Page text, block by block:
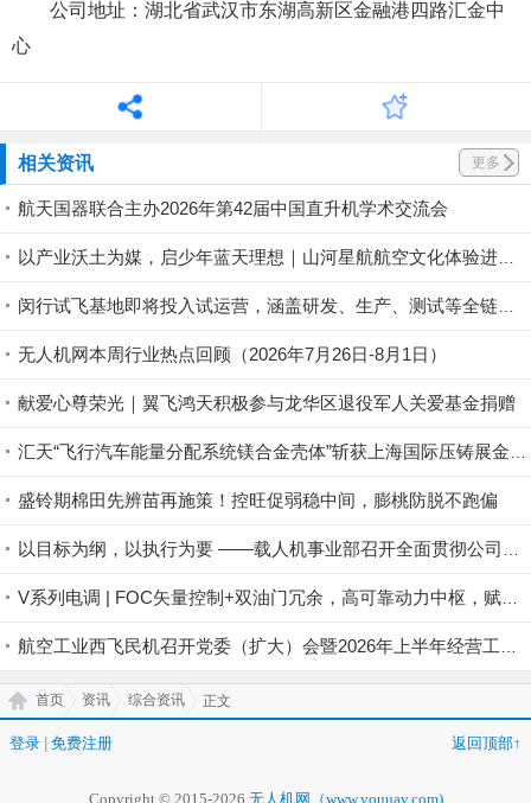
公司地址：湖北省武汉市东湖高新区金融港四路汇金中
心
相关资讯 更多
航天国器联合主办2026年第42届中国直升机学术交流会
以产业沃土为媒，启少年蓝天理想｜山河星航航空文化体验进行中
闵行试飞基地即将投入试运营，涵盖研发、生产、测试等全链条丨低空应用
无人机网本周行业热点回顾（2026年7月26日-8月1日）
献爱心尊荣光｜翼飞鸿天积极参与龙华区退役军人关爱基金捐赠
汇天“飞行汽车能量分配系统镁合金壳体”斩获上海国际压铸展金奖铸件荣誉
盛铃期棉田先辨苗再施策！控旺促弱稳中间，膨桃防脱不跑偏
以目标为纲，以执行为要 ——载人机事业部召开全面贯彻公司半年度会议精神暨重点工作攻坚部署会
V系列电调 | FOC矢量控制+双油门冗余，高可靠动力中枢，赋能行业无人机稳定作业
航空工业西飞民机召开党委（扩大）会暨2026年上半年经营工作会
首页 资讯 综合资讯 正文
登录 免费注册 返回顶部↑
Copyright © 2015-2026 无人机网（www.youuav.com)